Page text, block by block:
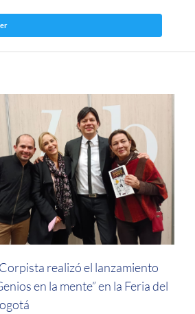
realizó el lanzamiento
en la mente” en la Feria del